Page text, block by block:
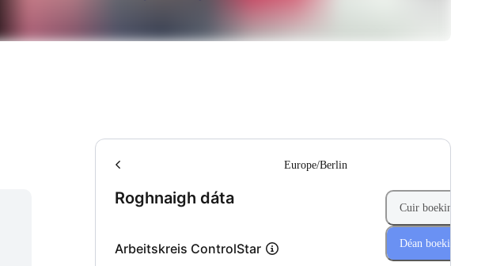
Roghnaigh dáta(Céim 1 de 2)
Europe/Berlin
Arbeitskreis ControlStar
Cuir boeking leis
Déan boeking anois